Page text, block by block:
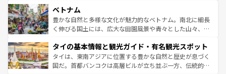
参照してほしい。
容にもいいと評判のスイーツなど、バラエティ豊かな料理
が味わえる。 なお、新着の台湾情報は コンテンツ一覧を参
照してほしい。
き、地方に足を延ばせば四季折々の自然美を楽しむことが
できる。そして、キムチや焼肉、絶品のストリートフード
まで、さまざまな韓国料理が待っている。夜には、韓国な
リティに包まれながら、韓国の多彩な魅力を心ゆくまで味
わってみてほしい。 なお、新着の韓国情報はコンテンツ一
覧を参照してほしい。
ベトナム
豊かな自然と多様な文化が魅力的なベトナム。南北に細長
く伸びる国土には、広大な田園風景や青々とした山々、世
急速な発展と共に伝統が息づく。ハノイの古い町並みやホ
ーチミン市のフランス統治時代の建物も、独特の雰囲気を
醸し出している。また、バラエティの豊かさとおいしさで
タイの基本情報と観光ガイド・有名観光スポット
タイは、東南アジアに位置する豊かな自然と歴史が息づく
国だ。首都バンコクは高層ビルが立ち並ぶ一方、伝統的な